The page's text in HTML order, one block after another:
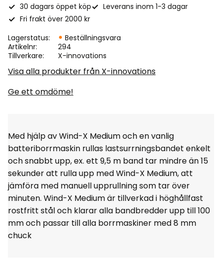
30 dagars öppet köp
Leverans inom 1-3 dagar
Fri frakt över 2000 kr
Lagerstatus
Beställningsvara
Artikelnr
294
Tillverkare
X-innovations
Visa alla produkter från X-innovations
Ge ett omdöme!
Med hjälp av Wind-X Medium och en vanlig
batteriborrmaskin rullas lastsurrningsbandet enkelt
och snabbt upp, ex. ett 9,5 m band tar mindre än 15
sekunder att rulla upp med Wind-X Medium, att
jämföra med manuell upprullning som tar över
minuten. Wind-X Medium är tillverkad i höghållfast
rostfritt stål och klarar alla bandbredder upp till 100
mm och passar till alla borrmaskiner med 8 mm
chuck